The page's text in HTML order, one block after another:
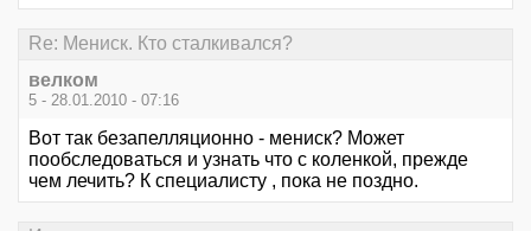
Re: Мениск. Кто сталкивался?
велком
5 - 28.01.2010 - 07:16
Вот так безапелляционно - мениск? Может
пообследоваться и узнать что с коленкой, прежде
чем лечить? К специалисту , пока не поздно.